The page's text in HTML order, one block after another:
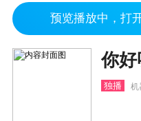
预览播放中，打
独播 机